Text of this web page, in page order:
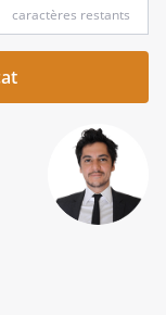
caractères restants